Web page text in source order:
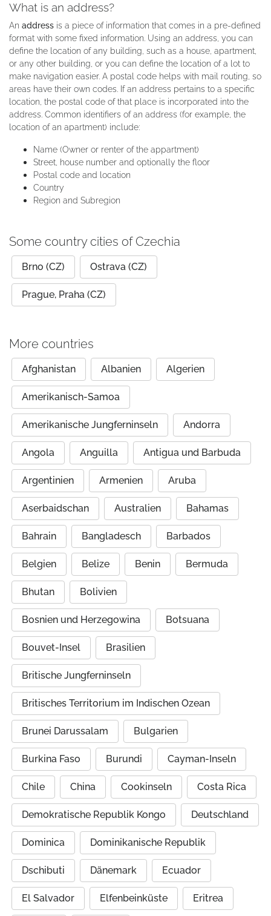
What is an address?
An address is a piece of information that comes in a pre-defined
format with some fixed information. Using an address, you can
define the location of any building, such as a house, apartment,
or any other building, or you can define the location of a lot to
make navigation easier. A postal code helps with mail routing, so
areas have their own codes. If an address pertains to a specific
location, the postal code of that place is incorporated into the
address. Common identifiers of an address (for example, the
location of an apartment) include:
Name (Owner or renter of the appartment)
Street, house number and optionally the floor
Postal code and location
Country
Region and Subregion
Some country cities of Czechia
Brno (CZ) Ostrava (CZ)
Prague, Praha (CZ)
More countries
Afghanistan Albanien Algerien
Amerikanisch-Samoa
Amerikanische Jungferninseln Andorra
Angola Anguilla Antigua und Barbuda
Argentinien Armenien Aruba
Aserbaidschan Australien Bahamas
Bahrain Bangladesch Barbados
Belgien Belize Benin Bermuda
Bhutan Bolivien
Bosnien und Herzegowina Botsuana
Bouvet-Insel Brasilien
Britische Jungferninseln
Britisches Territorium im Indischen Ozean
Brunei Darussalam Bulgarien
Burkina Faso Burundi Cayman-Inseln
Chile China Cookinseln Costa Rica
Demokratische Republik Kongo Deutschland
Dominica Dominikanische Republik
Dschibuti Dänemark Ecuador
El Salvador Elfenbeinküste Eritrea